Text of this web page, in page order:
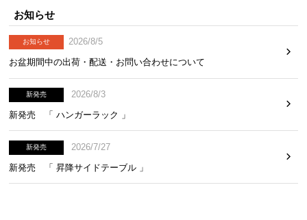
お知らせ
お知らせ
2026/8/5
お盆期間中の出荷・配送・お問い合わせについて
新発売
2026/8/3
新発売 「 ハンガーラック 」
新発売
2026/7/27
新発売 「 昇降サイドテーブル 」